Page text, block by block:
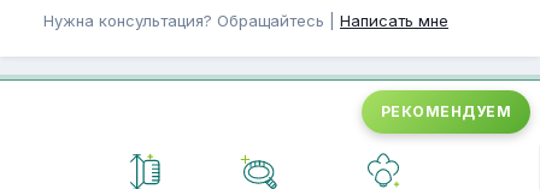
Нужна консультация? Обращайтесь | Написать мне
РЕКОМЕНДУЕМ